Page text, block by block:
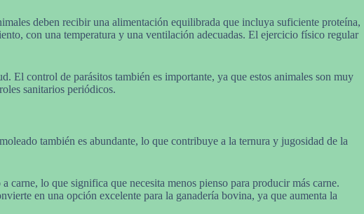
deben recibir una alimentación equilibrada que incluya suficiente proteína,
con una temperatura y una ventilación adecuadas. El ejercicio físico regular
El control de parásitos también es importante, ya que estos animales son muy
sanitarios periódicos.
también es abundante, lo que contribuye a la ternura y jugosidad de la
carne, lo que significa que necesita menos pienso para producir más carne.
en una opción excelente para la ganadería bovina, ya que aumenta la